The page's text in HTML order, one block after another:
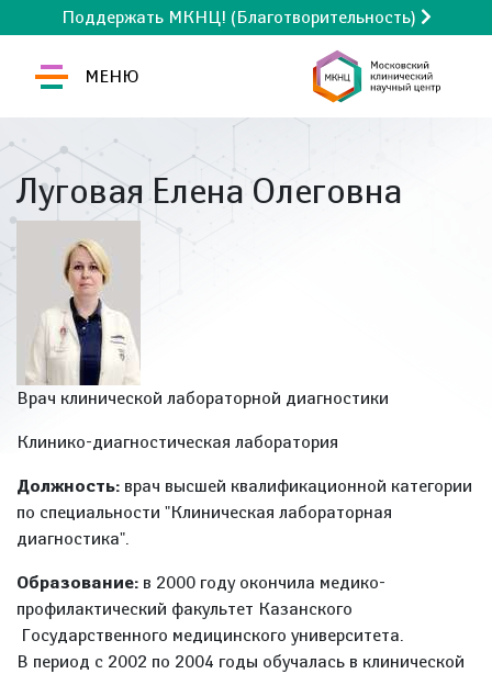
Поддержать МКНЦ! (Благотворительность)
МЕНЮ
Луговая Елена Олеговна
Врач клинической лабораторной диагностики
Клинико-диагностическая лаборатория
Должность: врач высшей квалификационной категории
по специальности "Клиническая лабораторная
диагностика".
Образование: в 2000 году окончила медико-
профилактический факультет Казанского
Государственного медицинского университета.
В период с 2002 по 2004 годы обучалась в клинической